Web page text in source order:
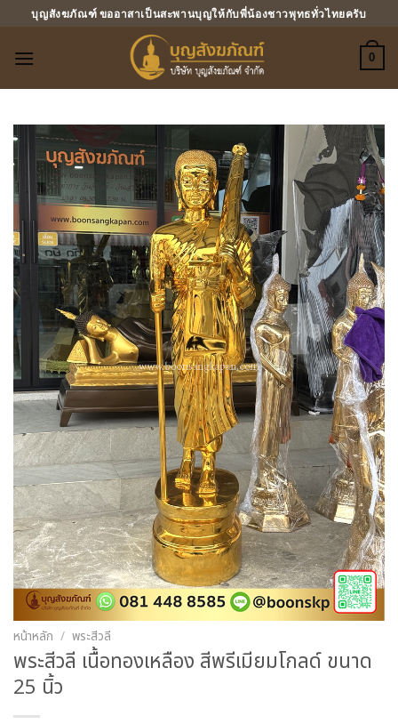
บุญสังฆภัณฑ์ ขออาสาเป็นสะพานบุญให้กับพี่น้องชาวพุทธทั่วไทยครับ
0
หน้าหลัก / พระสีวลี
พระสีวลี เนื้อทองเหลือง สีพรีเมียมโกลด์ ขนาด
25 นิ้ว